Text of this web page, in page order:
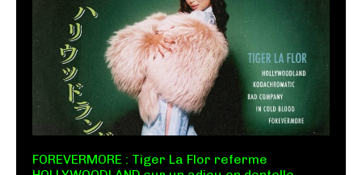
FOREVERMORE : Tiger La Flor referme